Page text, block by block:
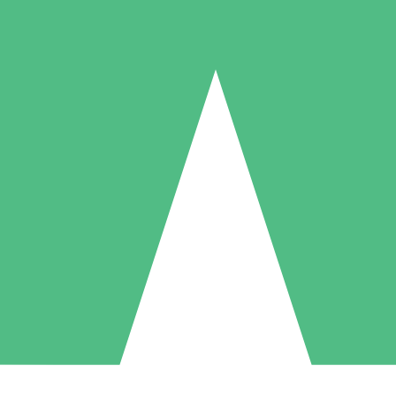
Individuelle Credit-Pakete
nach Bedarf mit Download-Credits. Keine monatliche Verpflichtung